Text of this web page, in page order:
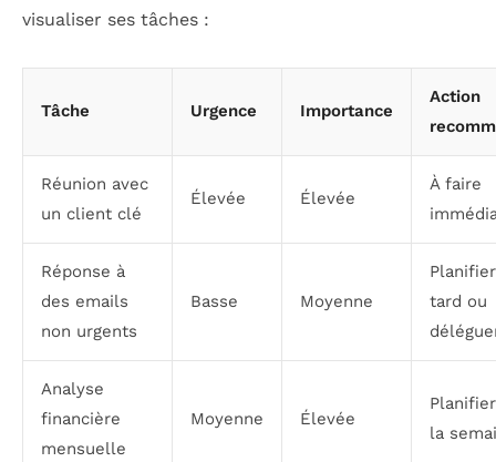
visualiser ses tâches :
Tâche Urgence Importance
Action
Réunion avec
un client clé
Élevée Élevée
À faire
Réponse à
des emails
non urgents
Basse Moyenne
tard ou
Analyse
financière
mensuelle
Moyenne Élevée
la